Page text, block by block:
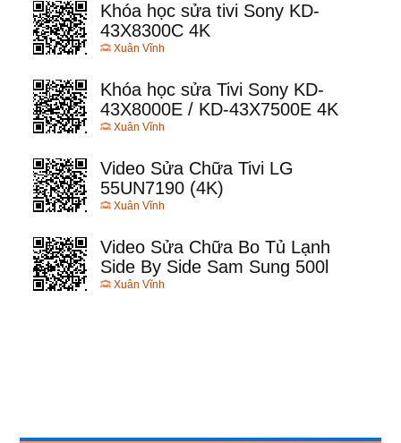
Khóa học sửa tivi Sony KD-
43X8300C 4K
Xuân Vĩnh
Khóa học sửa Tivi Sony KD-
43X8000E / KD-43X7500E 4K
Xuân Vĩnh
Video Sửa Chữa Tivi LG
55UN7190 (4K)
Xuân Vĩnh
Video Sửa Chữa Bo Tủ Lạnh
Side By Side Sam Sung 500l
Xuân Vĩnh